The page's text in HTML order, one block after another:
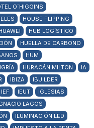
O´HIGGINS
HOUSE FLIPPING
HUB LOGÍSTICO
HUELLA DE CARBONO
HUM
HURACÁN MILTON
IA
IBIZA
IBUILDER
IEF IEUT
IGLESIAS
LAGOS
ILUMINACIÓN LED